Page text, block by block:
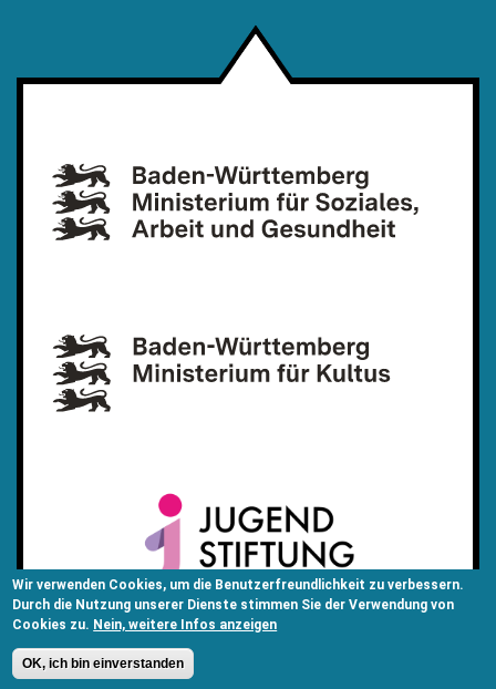
Wir verwenden Cookies, um die Benutzerfreundlichkeit zu verbessern.
Durch die Nutzung unserer Dienste stimmen Sie der Verwendung von
Cookies zu. Nein, weitere Infos anzeigen
OK, ich bin einverstanden